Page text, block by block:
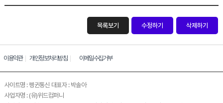
목록보기 수정하기 삭제하기
이용약관 개인정보처리방침 이메일수집거부
사이트명 : 펭귄통신 대표자 : 박솔아
사업자명 : (유)위드컴퍼니